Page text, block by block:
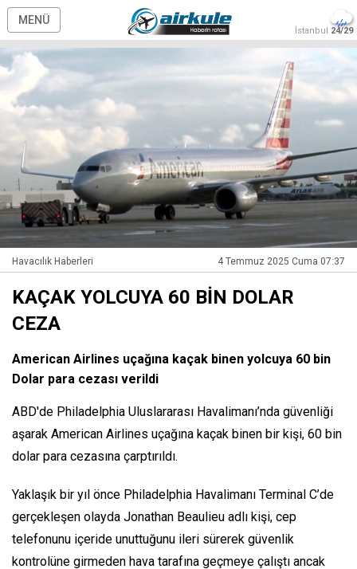
MENÜ
İstanbul 24/29
Havacılık Haberleri 4 Temmuz 2025 Cuma 07:37
KAÇAK YOLCUYA 60 BİN DOLAR
CEZA
American Airlines uçağına kaçak binen yolcuya 60 bin
Dolar para cezası verildi
ABD'de Philadelphia Uluslararası Havalimanı’nda güvenliği
aşarak American Airlines uçağına kaçak binen bir kişi, 60 bin
dolar para cezasına çarptırıldı.
Yaklaşık bir yıl önce Philadelphia Havalimanı Terminal C’de
gerçekleşen olayda Jonathan Beaulieu adlı kişi, cep
telefonunu içeride unuttuğunu ileri sürerek güvenlik
kontrolüne girmeden hava tarafına geçmeye çalıştı ancak